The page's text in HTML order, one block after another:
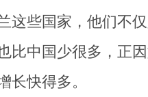
些国家，他们不仅
比中国少很多，正
长快得多。